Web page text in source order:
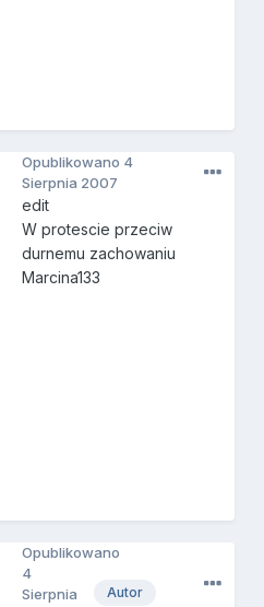
Opublikowano 4
Sierpnia 2007
edit
W protescie przeciw
durnemu zachowaniu
Marcina133
Autor
Opublikowano
4
Sierpnia